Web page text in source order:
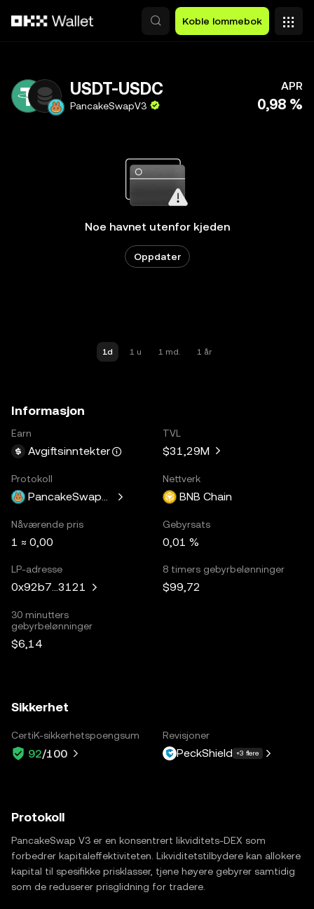
Koble lommebok
USDT-USDC
PancakeSwapV3
APR
0,98 %
Noe havnet utenfor kjeden
Oppdater
1d 1 u 1 md. 1 år
Informasjon
Earn
Avgiftsinntekter
TVL
$31,29M
Protokoll
PancakeSwapV3
Nettverk
BNB Chain
Nåværende pris
1 ≈ 0,00
Gebyrsats
0,01 %
LP-adresse
0x92b7...3121
8 timers gebyrbelønninger
$99,72
30 minutters
gebyrbelønninger
$6,14
Sikkerhet
CertiK-sikkerhetspoengsum
92/100
Revisjoner
PeckShield +3 flere
Protokoll
PancakeSwap V3 er en konsentrert likviditets-DEX som
forbedrer kapitaleffektiviteten. Likviditetstilbydere kan allokere
kapital til spesifikke prisklasser, tjene høyere gebyrer samtidig
som de reduserer prisglidning for tradere.